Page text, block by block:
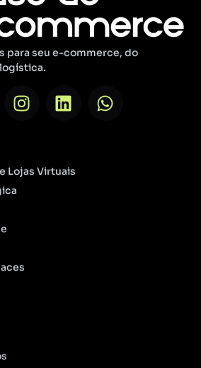
para seu e-commerce, do
Lojas Virtuais